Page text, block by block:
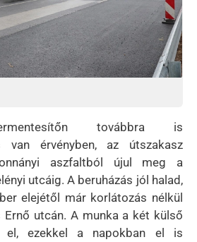
továbbra is
van érvényben, az útszakasz
aszfaltból újul meg a
utcáig. A beruházás jól halad,
elejétől már korlátozás nélkül
Ernő utcán. A munka a két külső
el, ezekkel a napokban el is